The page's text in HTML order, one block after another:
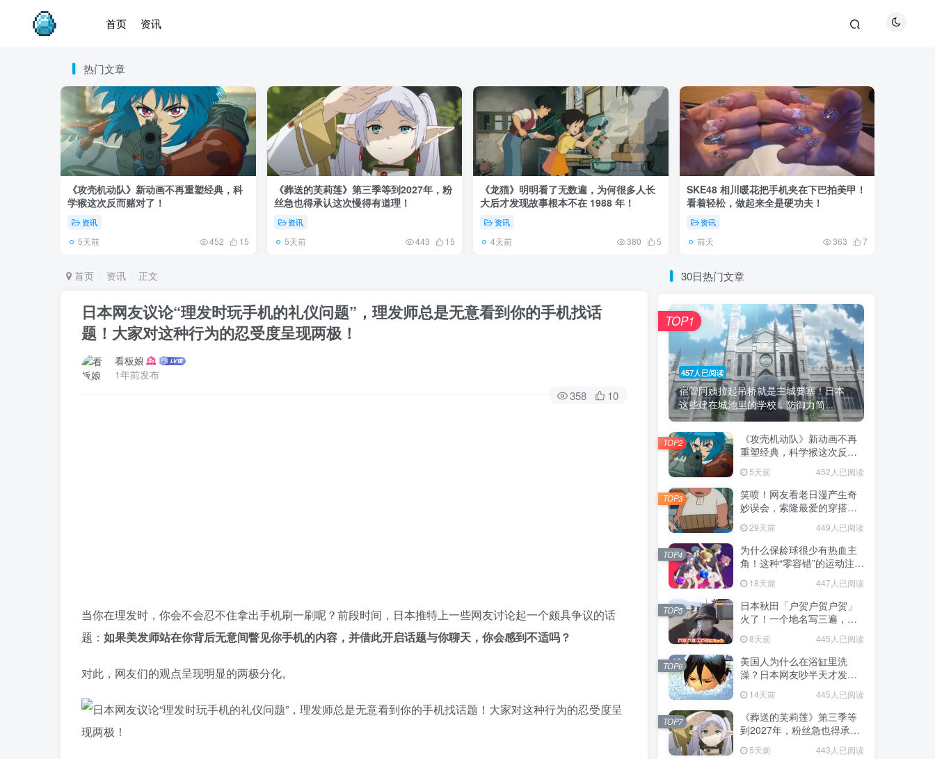
首页 资讯
热门文章
《攻壳机动队》新动画不再重塑经典，科
学猴这次反而赌对了！
资讯
5天前 452 15
《葬送的芙莉莲》第三季等到2027年，粉
丝急也得承认这次慢得有道理！
资讯
5天前 443 15
《龙猫》明明看了无数遍，为何很多人长
大后才发现故事根本不在 1988 年！
资讯
4天前 380 5
SKE48 相川暖花把手机夹在下巴拍美甲！
看着轻松，做起来全是硬功夫！
资讯
前天 363 7
首页 资讯 正文
日本网友议论“理发时玩手机的礼仪问题”，理发师总是无意看到你的手机找话
题！大家对这种行为的忍受度呈现两极！
看板娘
1年前发布
358 10
当你在理发时，你会不会忍不住拿出手机刷一刷呢？前段时间，日本推特上一些网友讨论起一个颇具争议的话
题： 如果美发师站在你背后无意间瞥见你手机的内容，并借此开启话题与你聊天，你会感到不适吗？
对此，网友们的观点呈现明显的两极分化。
30日热门文章
457人已阅读
宿管阿姨拉起吊桥就是主城要塞！日本
这些建在城池里的学校，防御力简...
TOP1
《攻壳机动队》新动画不再
重塑经典，科学猴这次反而
5天前 452人已阅读
TOP2
笑喷！网友看老日漫产生奇
妙误会，索隆最爱的穿搭竟
29天前 449人已阅读
TOP3
为什么保龄球很少有热血主
角！这种“零容错”的运动注定
们的生活！
18天前 447人已阅读
TOP4
日本秋田「户贺户贺户贺」
火了！一个地名写三遍，竟
不是玩梗而是150年旧账！
8天前 445人已阅读
TOP5
美国人为什么在浴缸里洗
澡？日本网友吵半天才发
现，生活习惯差异背后其实
藏在浴室地板里！
14天前 445人已阅读
TOP6
《葬送的芙莉莲》第三季等
到2027年，粉丝急也得承认
这次慢得有道理！
5天前 443人已阅读
TOP7